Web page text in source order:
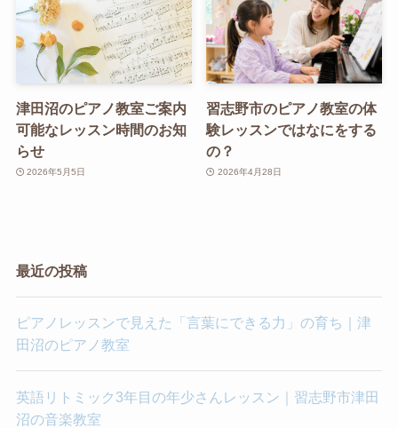
津田沼のピアノ教室ご案内
可能なレッスン時間のお知
らせ
2026年5月5日
習志野市のピアノ教室の体
験レッスンではなにをする
の？
2026年4月28日
最近の投稿
ピアノレッスンで見えた「言葉にできる力」の育ち｜津
田沼のピアノ教室
英語リトミック3年目の年少さんレッスン｜習志野市津田
沼の音楽教室